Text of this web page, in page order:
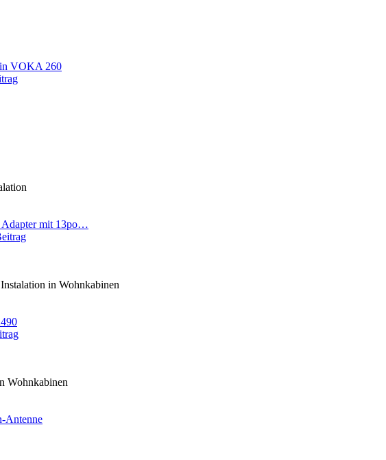
VOKA 260
Adapter mit 13po…
in Wohnkabinen
Wohnkabinen
Antenne